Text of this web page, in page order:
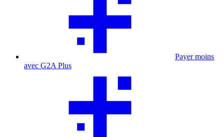
Payer moins
avec G2A Plus